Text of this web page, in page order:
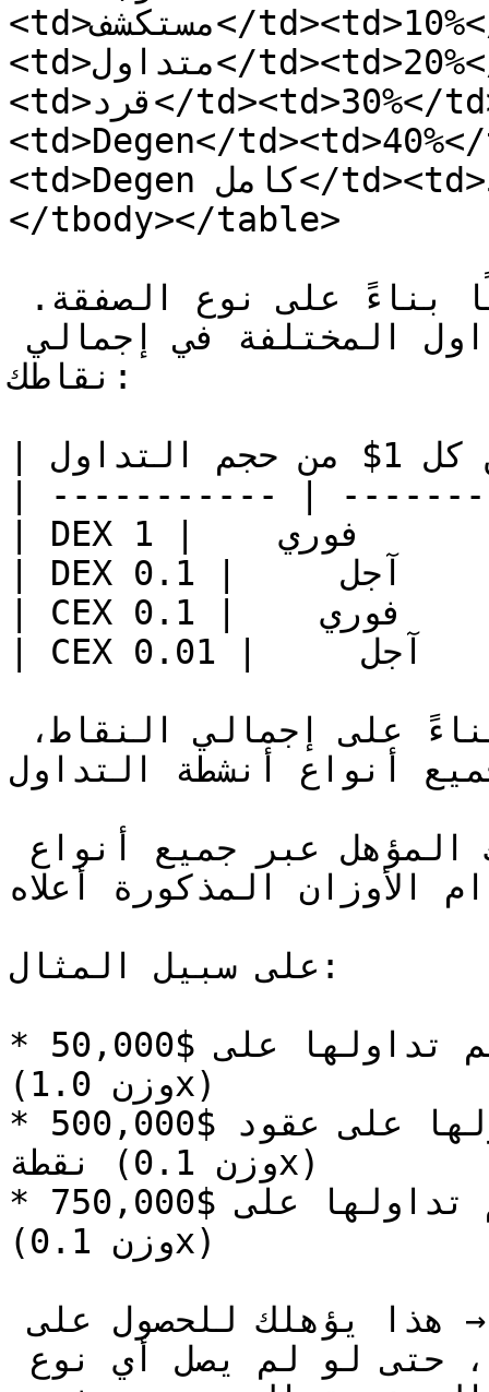
<td>مستكشف</td><td>10%</td><td>100k</td></tr><tr>
<td>متداول</td><td>20%</td><td>500k</td></tr><tr>
<td>قرد</td><td>30%</td><td>1M</td></tr><tr>
<td>Degen</
<td>Degen كامل</td><td>50%</td><td>10M</td></tr>
</tbody></table>
إليك كيف تسهم أنشطة التداول المختلفة في إجمالي
نقاطك:
| ----------- |
| DEX فوري    | 1                              |
| DEX آجل     | 0.1                            |
| CEX فوري    | 0.1                            |
| CEX آجل     | 0.01                           |
أنواع أنشطة التداول.
الأوزان المذكورة أعلاه.
على سبيل المثال:
* 50,000$ تم تداولها على DEX الفوري = 50,000 نقطة
(وزن 1.0x)
* 500,000$ تم تداولها على عقود DEX الآجلة = 50,000
نقطة (وزن 0.1x)
* 750,000$ تم تداولها على CEX الفوري = 75,000 نقطة
(وزن 0.1x)
إجمالي النقاط = 175,000 → هذا يؤهلك للحصول على